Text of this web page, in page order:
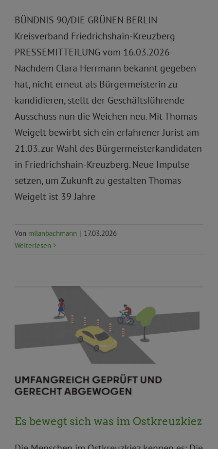
BÜNDNIS 90/DIE GRÜNEN BERLIN
Kreisverband Friedrichshain-Kreuzberg
PRESSEMITTEILUNG vom 16.03.2026
Nachdem Clara Herrmann bekannt gegeben
hat, nicht erneut als Bürgermeisterin zu
kandidieren, stellt der Geschäftsführende
Ausschuss nun die Weichen neu. Mit Thomas
Weigelt bewirbt sich ein erfahrener Jurist am
21.03. zur Wahl des Bürgermeisterkandidaten
in Friedrichshain-Kreuzberg. Neue Impulse
setzen, um Zukunft zu gestalten Thomas
Weigelt ist 39 Jahre
Von milanbachmann | 17.03.2026
Weiterlesen
Aktuelles BVV BVV Aktuelles
Klimawandel
Umwelt, Klima und Ökologie
Verkehr und Mobilität
Es bewegt sich was im Ostkreuzkiez